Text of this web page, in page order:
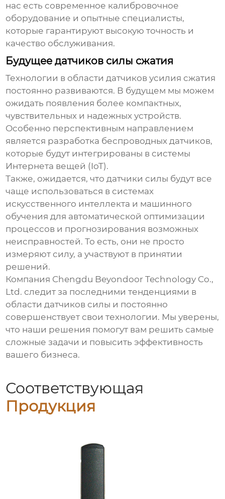
нас есть современное калибровочное
оборудование и опытные специалисты,
которые гарантируют высокую точность и
качество обслуживания.
Будущее датчиков силы сжатия
Технологии в областидатчиков усилия сжатия
постоянно развиваются. В будущем мы можем
ожидать появления более компактных,
чувствительных и надежных устройств.
Особенно перспективным направлением
является разработка беспроводных датчиков,
которые будут интегрированы в системы
Интернета вещей (IoT).
Также, ожидается, что датчики силы будут все
чаще использоваться в системах
искусственного интеллекта и машинного
обучения для автоматической оптимизации
процессов и прогнозирования возможных
неисправностей. То есть, они не просто
измеряют силу, а участвуют в принятии
решений.
Компания Chengdu Beyondoor Technology Co.,
Ltd. следит за последними тенденциями в
области датчиков силы и постоянно
совершенствует свои технологии. Мы уверены,
что наши решения помогут вам решить самые
сложные задачи и повысить эффективность
вашего бизнеса.
Соответствующая
Продукция